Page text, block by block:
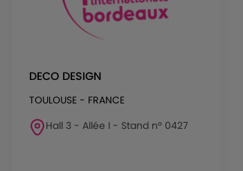
DECO DESIGN
TOULOUSE - FRANCE
Hall 3 - Allée I - Stand n° 0427